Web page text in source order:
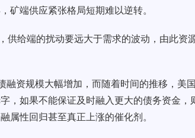
矿端供应紧张格局短期难以逆转。
供给端的扰动要远大于需求的波动，由此资
资规模大幅增加，而随着时间的推移，美
，如果不能保证及时融入更大的债务资金
属性回归甚至真正上涨的催化剂。